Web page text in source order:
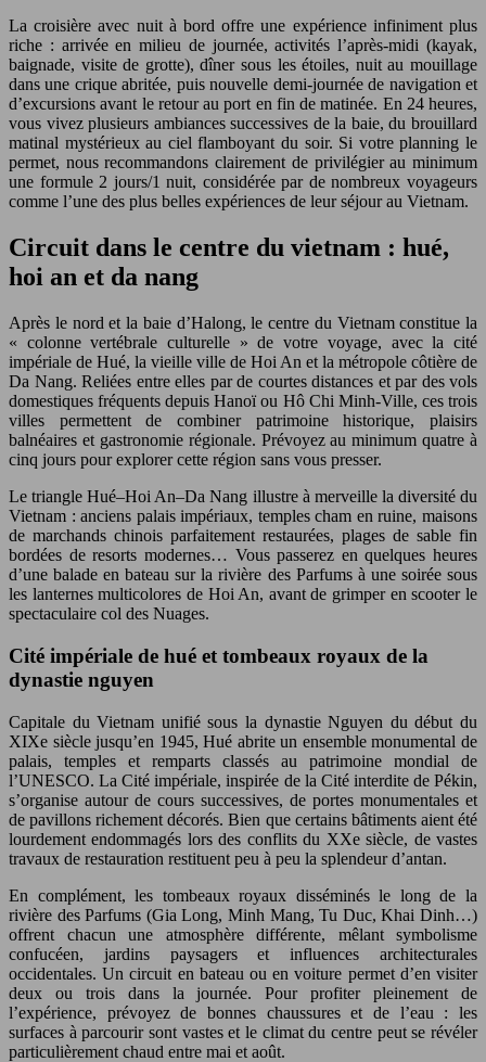
La croisière avec nuit à bord offre une expérience infiniment plus
riche : arrivée en milieu de journée, activités l’après-midi (kayak,
baignade, visite de grotte), dîner sous les étoiles, nuit au mouillage
dans une crique abritée, puis nouvelle demi-journée de navigation et
d’excursions avant le retour au port en fin de matinée. En 24 heures,
vous vivez plusieurs ambiances successives de la baie, du brouillard
matinal mystérieux au ciel flamboyant du soir. Si votre planning le
permet, nous recommandons clairement de privilégier au minimum
une formule 2 jours/1 nuit, considérée par de nombreux voyageurs
comme l’une des plus belles expériences de leur séjour au Vietnam.
Circuit dans le centre du vietnam : hué,
hoi an et da nang
Après le nord et la baie d’Halong, le centre du Vietnam constitue la
« colonne vertébrale culturelle » de votre voyage, avec la cité
impériale de Hué, la vieille ville de Hoi An et la métropole côtière de
Da Nang. Reliées entre elles par de courtes distances et par des vols
domestiques fréquents depuis Hanoï ou Hô Chi Minh-Ville, ces trois
villes permettent de combiner patrimoine historique, plaisirs
balnéaires et gastronomie régionale. Prévoyez au minimum quatre à
cinq jours pour explorer cette région sans vous presser.
Le triangle Hué–Hoi An–Da Nang illustre à merveille la diversité du
Vietnam : anciens palais impériaux, temples cham en ruine, maisons
de marchands chinois parfaitement restaurées, plages de sable fin
bordées de resorts modernes… Vous passerez en quelques heures
d’une balade en bateau sur la rivière des Parfums à une soirée sous
les lanternes multicolores de Hoi An, avant de grimper en scooter le
spectaculaire col des Nuages.
Cité impériale de hué et tombeaux royaux de la
dynastie nguyen
Capitale du Vietnam unifié sous la dynastie Nguyen du début du
XIXe siècle jusqu’en 1945, Hué abrite un ensemble monumental de
palais, temples et remparts classés au patrimoine mondial de
l’UNESCO. La Cité impériale, inspirée de la Cité interdite de Pékin,
s’organise autour de cours successives, de portes monumentales et
de pavillons richement décorés. Bien que certains bâtiments aient été
lourdement endommagés lors des conflits du XXe siècle, de vastes
travaux de restauration restituent peu à peu la splendeur d’antan.
En complément, les tombeaux royaux disséminés le long de la
rivière des Parfums (Gia Long, Minh Mang, Tu Duc, Khai Dinh…)
offrent chacun une atmosphère différente, mêlant symbolisme
confucéen, jardins paysagers et influences architecturales
occidentales. Un circuit en bateau ou en voiture permet d’en visiter
deux ou trois dans la journée. Pour profiter pleinement de
l’expérience, prévoyez de bonnes chaussures et de l’eau : les
surfaces à parcourir sont vastes et le climat du centre peut se révéler
particulièrement chaud entre mai et août.